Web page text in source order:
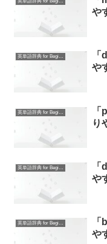
や
英単語辞典 for Beginners
や
英単語辞典 for Beginners
り
英単語辞典 for Beginners
や
英単語辞典 for Beginners
や